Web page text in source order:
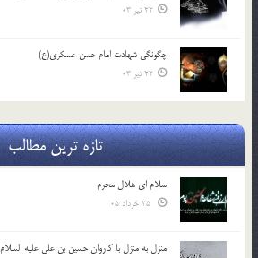
22 تیر 03
چگونگی شهادت امام حسن عسکری(ع)
22 تیر 03
تازه ترین مطالب
سلام ای هلال محرم
منزل به منزل با کاروان حسین بن علی علیه السلام